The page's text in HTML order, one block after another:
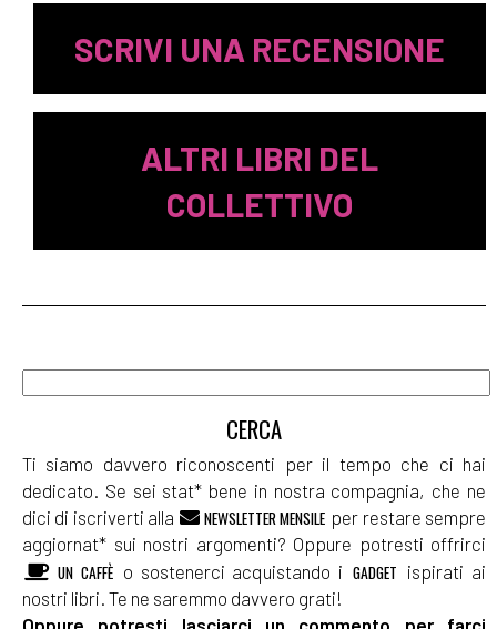
SCRIVI UNA RECENSIONE
ALTRI LIBRI DEL
COLLETTIVO
Ti siamo davvero riconoscenti per il tempo che ci hai
dedicato. Se sei stat* bene in nostra compagnia, che ne
dici di iscriverti alla
NEWSLETTER MENSILE per restare sempre
aggiornat* sui nostri argomenti? Oppure potresti offrirci
UN CAFFÈ o sostenerci acquistando i GADGET ispirati ai
nostri libri. Te ne saremmo davvero grati!